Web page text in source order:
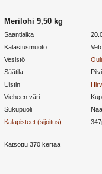
Merilohi 9,50 kg
Saantiaika
Kalastusmuoto
Vesistö
Säätila
Uistin
Vieheen väri
Sukupuoli
Kalapisteet (sijoitus)
Katsottu 370 kertaa